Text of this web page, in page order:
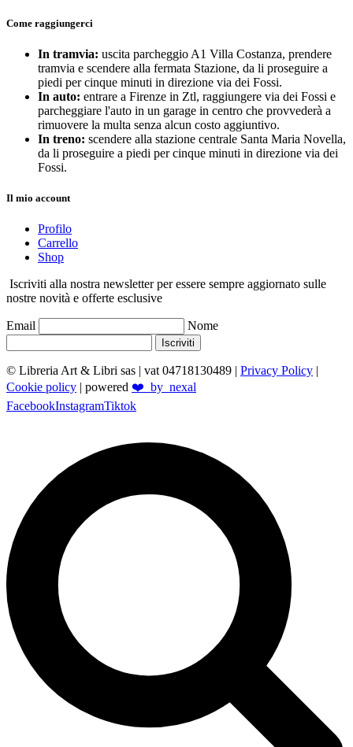
Come raggiungerci
In tramvia: uscita parcheggio A1 Villa Costanza, prendere
tramvia e scendere alla fermata Stazione, da li proseguire a
piedi per cinque minuti in direzione via dei Fossi.
In auto: entrare a Firenze in Ztl, raggiungere via dei Fossi e
parcheggiare l'auto in un garage in centro che provvederà a
rimuovere la multa senza alcun costo aggiuntivo.
In treno: scendere alla stazione centrale Santa Maria Novella,
da li proseguire a piedi per cinque minuti in direzione via dei
Fossi.
Il mio account
Profilo
Carrello
Shop
Iscriviti alla nostra newsletter per essere sempre aggiornato sulle
nostre novità e offerte esclusive
Email Nome
Iscriviti
© Libreria Art & Libri sas | vat 04718130489 | Privacy Policy |
Cookie policy | powered ❤️_by_nexal
FacebookInstagramTiktok